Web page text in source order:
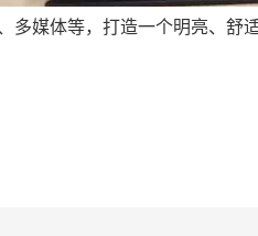
媒体等，打造一个明亮、舒